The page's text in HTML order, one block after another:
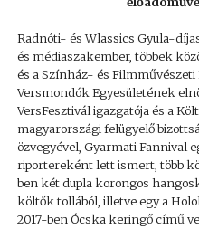
Radnóti- és Wlassics Gyula-
és médiaszakember, többek
és a Színház- és
Versmondók Egyesületének
VersFesztivál igazgatója és a
magyarországi felügyelő
özvegyével, Gyarmati Fannival
riportereként lett ismert, több
ben két dupla korongos
költők tollából, illetve egy a
2017-ben Ócska keringő című